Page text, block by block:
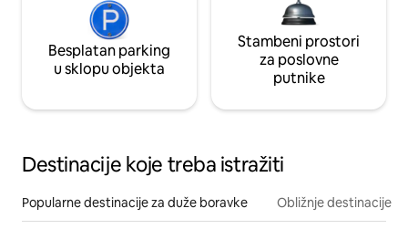
Besplatan parking
u sklopu objekta
Stambeni prostori
za poslovne
putnike
Destinacije koje treba istražiti
Popularne destinacije za duže boravke Obližnje destinacije